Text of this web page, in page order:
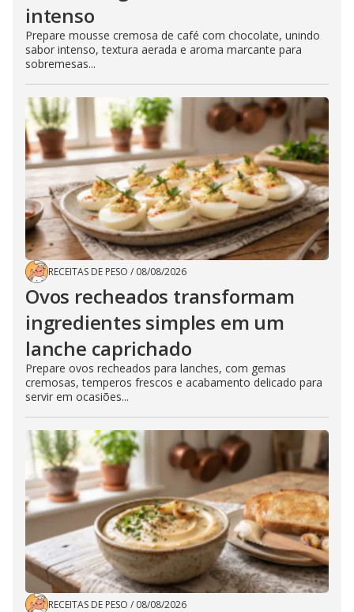
intenso
Prepare mousse cremosa de café com chocolate, unindo
sabor intenso, textura aerada e aroma marcante para
sobremesas...
RECEITAS DE PESO / 08/08/2026
Ovos recheados transformam
ingredientes simples em um
lanche caprichado
Prepare ovos recheados para lanches, com gemas
cremosas, temperos frescos e acabamento delicado para
servir em ocasiões...
RECEITAS DE PESO / 08/08/2026